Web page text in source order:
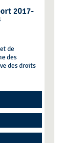
2017-
de
des
des droits